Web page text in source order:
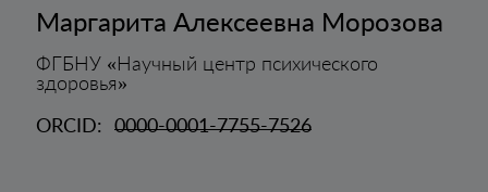
Маргарита Алексеевна Морозова
ФГБНУ «Научный центр психического
здоровья»
ORCID: 0000-0001-7755-7526